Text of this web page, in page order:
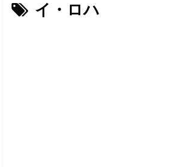
イ・ロハ